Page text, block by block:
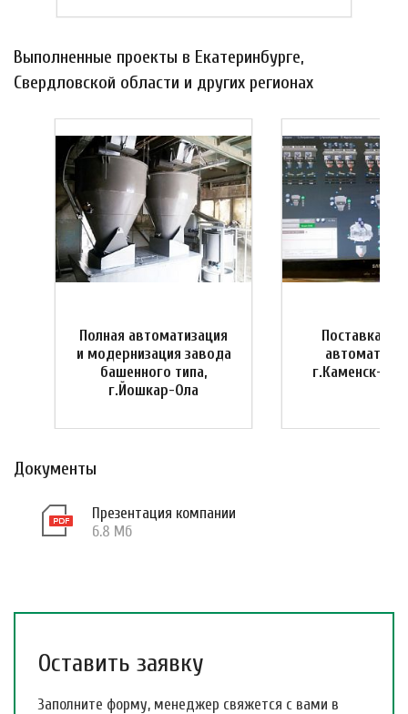
Выполненные проекты в Екатеринбурге,
Свердловской области и других регионах
Полная автоматизация
и модернизация завода
башенного типа,
г.Йошкар-Ола
Поставка
г.Каменск-
Документы
Презентация компании
6.8 Мб
Оставить заявку
Заполните форму, менеджер свяжется с вами в